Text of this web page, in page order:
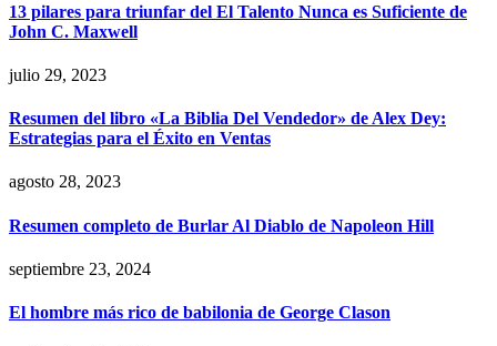
13 pilares para triunfar del El Talento Nunca es Suficiente de
John C. Maxwell
julio 29, 2023
Resumen del libro «La Biblia Del Vendedor» de Alex Dey:
Estrategias para el Éxito en Ventas
agosto 28, 2023
Resumen completo de Burlar Al Diablo de Napoleon Hill
septiembre 23, 2024
El hombre más rico de babilonia de George Clason